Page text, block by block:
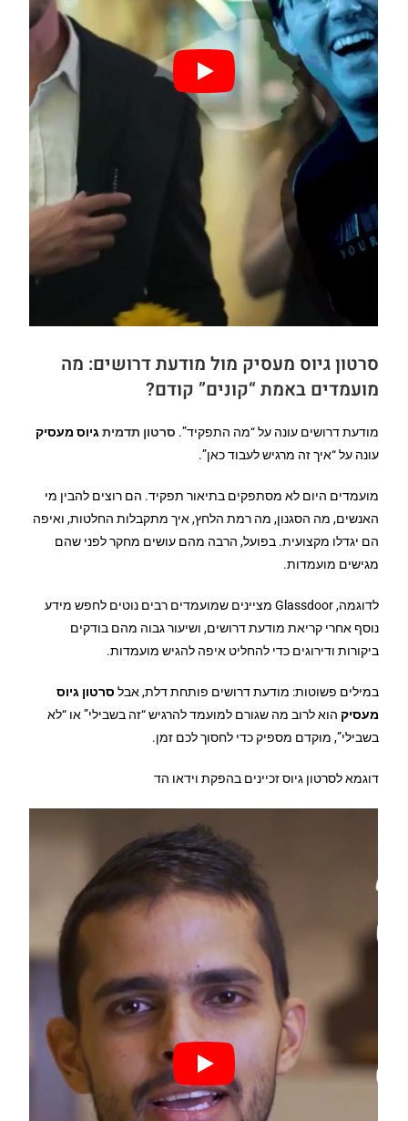
סרטון גיוס מעסיק מול מודעת דרושים: מה
מועמדים באמת “קונים” קודם?
מודעת דרושים עונה על “מה התפקיד”. סרטון תדמיתגיוס מעסיק
עונה על “איך זה מרגיש לעבוד כאן”.
מועמדים היום לא מסתפקים בתיאור תפקיד. הם רוצים להבין מי
האנשים, מה הסגנון, מה רמת הלחץ, איך מתקבלות החלטות, ואיפה
הם יגדלו מקצועית. בפועל, הרבה מהם עושים מחקר לפני שהם
מגישים מועמדות.
לדוגמה, Glassdoor מציינים שמועמדים רבים נוטים לחפש מידע
נוסף אחרי קריאת מודעת דרושים, ושיעור גבוה מהם בודקים
ביקורות ודירוגים כדי להחליט איפה להגיש מועמדות.
במילים פשוטות: מודעת דרושים פותחת דלת, אבל סרטון גיוס
מעסיק הוא לרוב מה שגורם למועמד להרגיש “זה בשבילי” או “לא
בשבילי”, מוקדם מספיק כדי לחסוך לכם זמן.
דוגמא לסרטון גיוס זכיינים בהפקת וידאו הד